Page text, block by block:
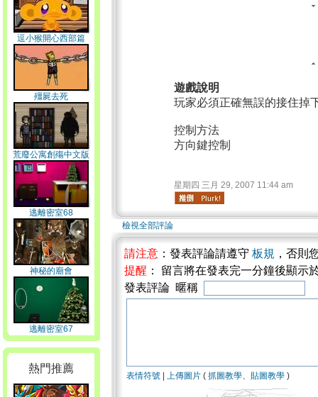
逗小猴開心西部篇
殭屍去死
荒廢公寓創殤中文版
逃離密室68
神秘的廟會
逃離密室67
熱門推薦
遊戲說明
玩家必須正確無誤的接住掉
控制方法
方向鍵控制
星期四 三月 29, 2007 11:44 am
檢視全部評論
請注意 ：發表評論請遵守 板規 ，否則
提醒 ： 留言將在發表完一分鐘後顯示
發表評論 暱稱
表情符號 上傳圖片 ( 抓圖教學、 貼圖教學 )